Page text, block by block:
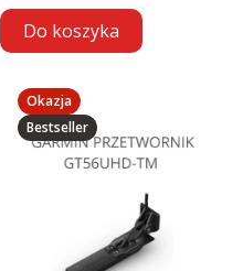
Do koszyka
Okazja
Bestseller